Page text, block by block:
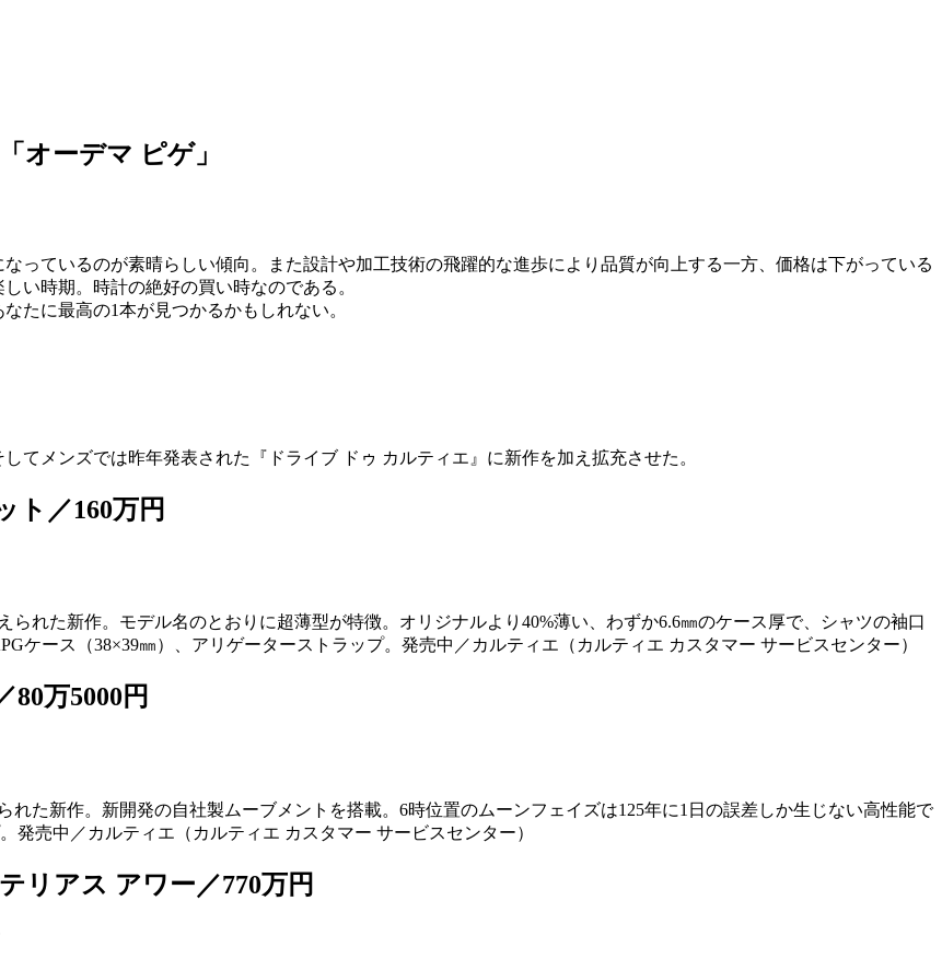
オーデマ ピゲ」
っているのが素晴らしい傾向。また設計や加工技術の飛躍的な進歩により品質が向上する一方、価格は下がっている
い時期。時計の絶好の買い時なのである。
たに最高の1本が見つかるかもしれない。
てメンズでは昨年発表された『ドライブ ドゥ カルティエ』に新作を加え拡充させた。
ト／160万円
れた新作。モデル名のとおりに超薄型が特徴。オリジナルより40%薄い、わずか6.6㎜のケース厚で、シャツの袖口
ケース（38×39㎜）、アリゲーターストラップ。発売中／カルティエ（カルティエ カスタマー サービスセンター）
万5000円
た新作。新開発の自社製ムーブメントを搭載。6時位置のムーンフェイズは125年に1日の誤差しか生じない高性能で
発売中／カルティエ（カルティエ カスタマー サービスセンター）
リアス アワー／770万円